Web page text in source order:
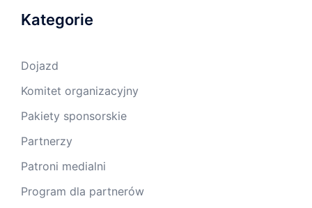
Kategorie
Dojazd
Komitet organizacyjny
Pakiety sponsorskie
Partnerzy
Patroni medialni
Program dla partnerów